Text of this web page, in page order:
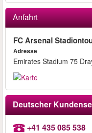
Anfahrt
FC Arsenal
Adresse
Emirates Stadium 75
Deutscher
+41 435 085 538